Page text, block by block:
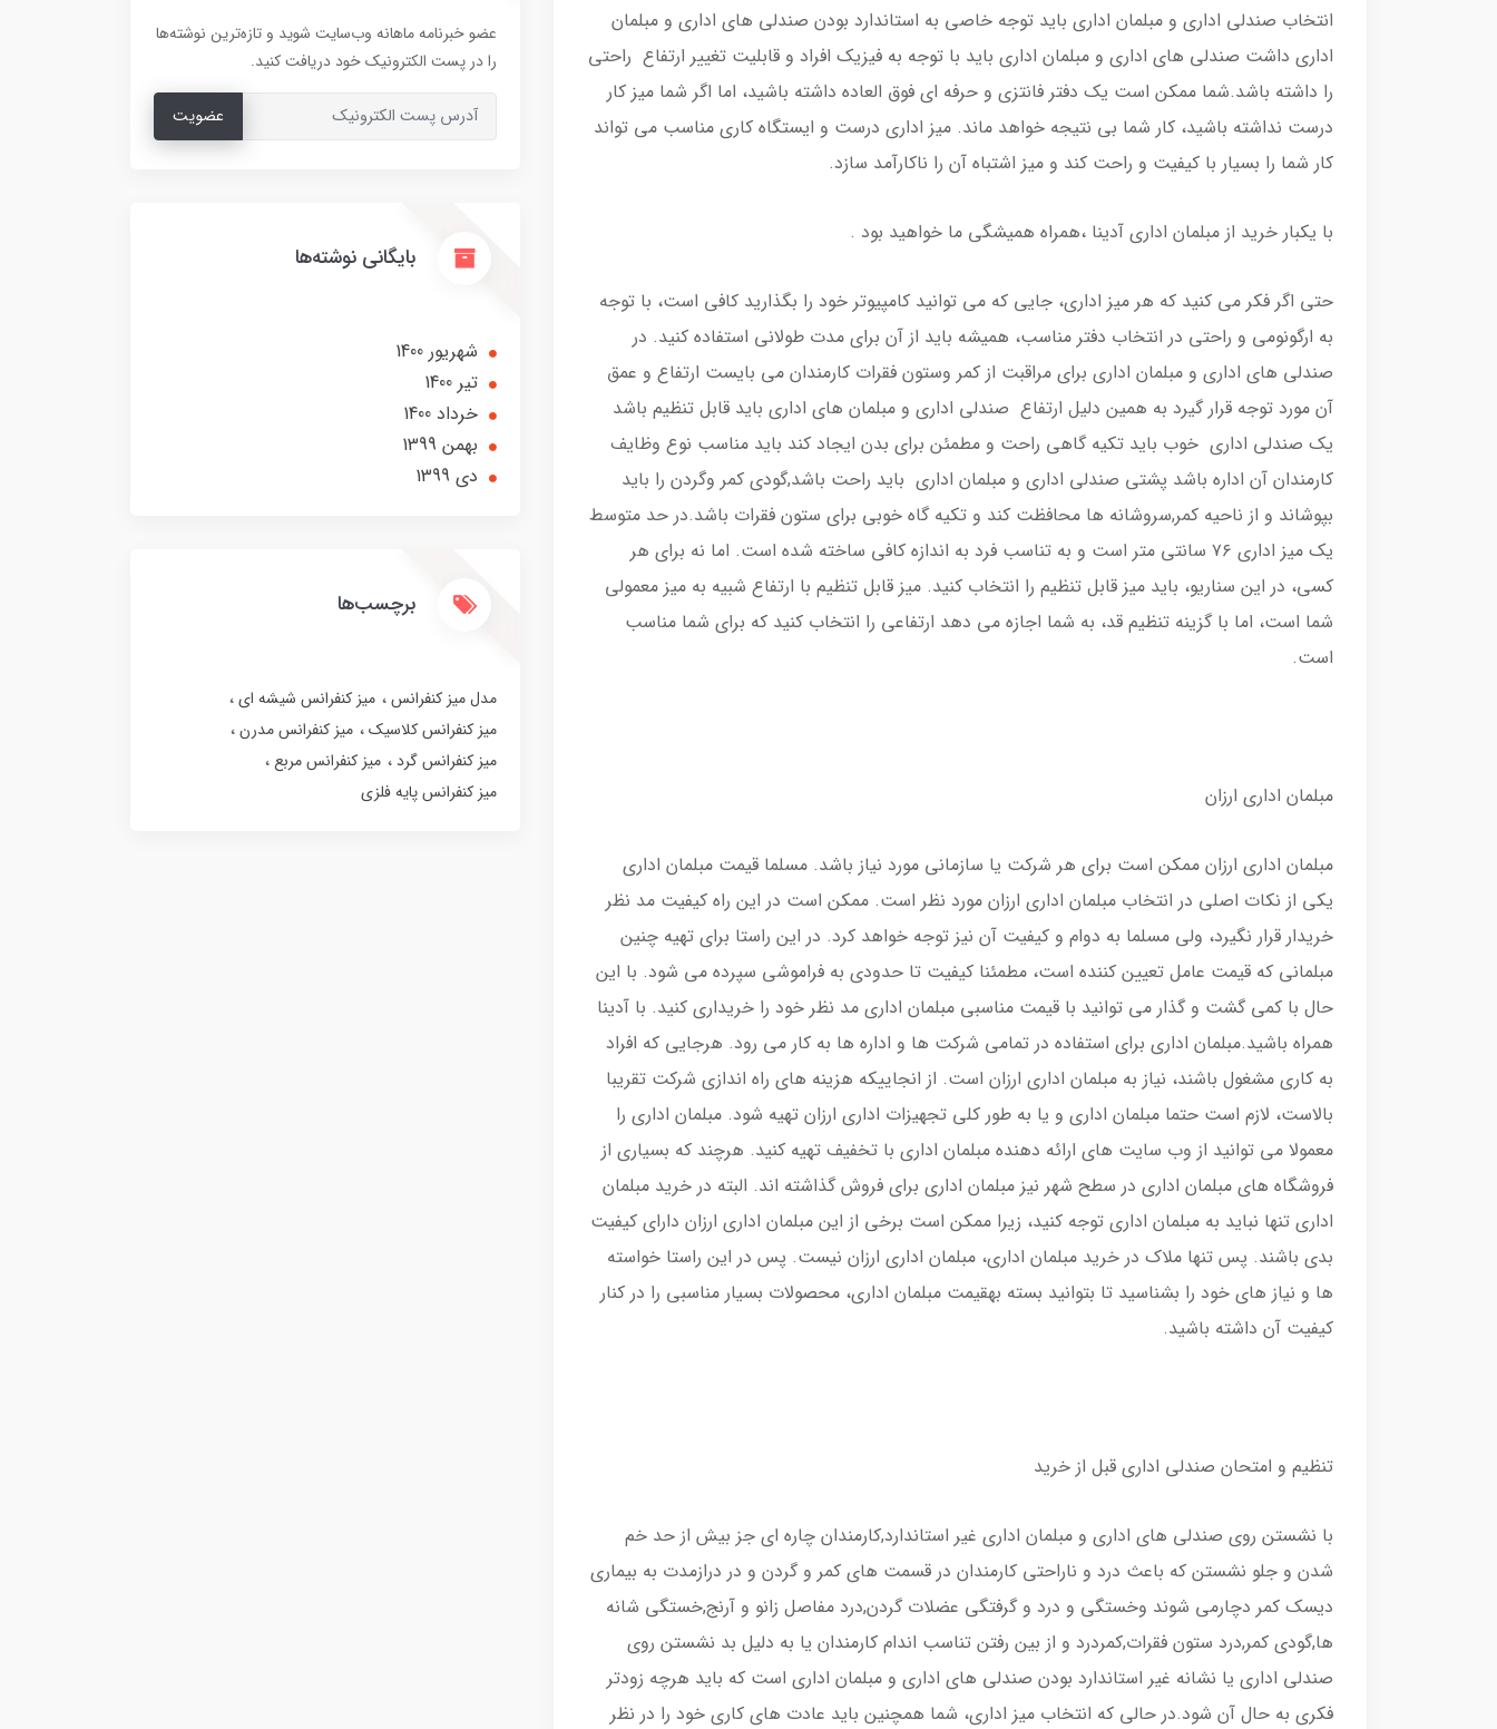
انتخاب صندلی اداری و مبلمان اداری باید توجه خاصی به استاندارد بودن صندلی های اداری و مبلمان
اداری داشت صندلی های اداری و مبلمان اداری باید با توجه به فیزیک افراد و قابلیت تغییر ارتفاع راحتی
را داشته باشد.شما ممکن است یک دفتر فانتزی و حرفه ای فوق العاده داشته باشید، اما اگر شما میز کار
درست نداشته باشید، کار شما بی نتیجه خواهد ماند. میز اداری درست و ایستگاه کاری مناسب می تواند
کار شما را بسیار با کیفیت و راحت کند و میز اشتباه آن را ناکارآمد سازد.
با یکبار خرید از مبلمان اداری آدینا ،همراه همیشگی ما خواهید بود .
حتی اگر فکر می کنید که هر میز اداری، جایی که می توانید کامپیوتر خود را بگذارید کافی است، با توجه
به ارگونومی و راحتی در انتخاب دفتر مناسب، همیشه باید از آن برای مدت طولانی استفاده کنید. در
صندلی های اداری و مبلمان اداری برای مراقبت از کمر وستون فقرات کارمندان می بایست ارتفاع و عمق
آن مورد توجه قرار گیرد به همین دلیل ارتفاع صندلی اداری و مبلمان های اداری باید قابل تنظیم باشد
یک صندلی اداری خوب باید تکیه گاهی راحت و مطمئن برای بدن ایجاد کند باید مناسب نوع وظایف
کارمندان آن اداره باشد پشتی صندلی اداری و مبلمان اداری باید راحت باشد,گودی کمر وگردن را باید
بپوشاند و از ناحیه کمر,سروشانه ها محافظت کند و تکیه گاه خوبی برای ستون فقرات باشد.در حد متوسط
یک میز اداری ۷۶ سانتی متر است و به تناسب فرد به اندازه کافی ساخته شده است. اما نه برای هر
کسی، در این سناریو، باید میز قابل تنظیم را انتخاب کنید. میز قابل تنظیم با ارتفاع شبیه به میز معمولی
شما است، اما با گزینه تنظیم قد، به شما اجازه می دهد ارتفاعی را انتخاب کنید که برای شما مناسب
است.
مبلمان اداری ارزان
مبلمان اداری ارزان ممکن است برای هر شرکت یا سازمانی مورد نیاز باشد. مسلما قیمت مبلمان اداری
یکی از نکات اصلی در انتخاب مبلمان اداری ارزان مورد نظر است. ممکن است در این راه کیفیت مد نظر
خریدار قرار نگیرد، ولی مسلما به دوام و کیفیت آن نیز توجه خواهد کرد. در این راستا برای تهیه چنین
مبلمانی که قیمت عامل تعیین کننده است، مطمئنا کیفیت تا حدودی به فراموشی سپرده می شود. با این
حال با کمی گشت و گذار می توانید با قیمت مناسبی مبلمان اداری مد نظر خود را خریداری کنید. با آدینا
همراه باشید.مبلمان اداری برای استفاده در تمامی شرکت ها و اداره ها به کار می رود. هرجایی که افراد
به کاری مشغول باشند، نیاز به مبلمان اداری ارزان است. از انجاییکه هزینه های راه اندازی شرکت تقریبا
بالاست، لازم است حتما مبلمان اداری و یا به طور کلی تجهیزات اداری ارزان تهیه شود. مبلمان اداری را
معمولا می توانید از وب سایت های ارائه دهنده مبلمان اداری با تخفیف تهیه کنید. هرچند که بسیاری از
فروشگاه های مبلمان اداری در سطح شهر نیز مبلمان اداری برای فروش گذاشته اند. البته در خرید مبلمان
اداری تنها نباید به مبلمان اداری توجه کنید، زیرا ممکن است برخی از این مبلمان اداری ارزان دارای کیفیت
بدی باشند. پس تنها ملاک در خرید مبلمان اداری، مبلمان اداری ارزان نیست. پس در این راستا خواسته
ها و نیاز های خود را بشناسید تا بتوانید بسته بهقیمت مبلمان اداری، محصولات بسیار مناسبی را در کنار
کیفیت آن داشته باشید.
تنظیم و امتحان صندلی اداری قبل از خرید
با نشستن روی صندلی های اداری و مبلمان اداری غیر استاندارد,کارمندان چاره ای جز بیش از حد خم
شدن و جلو نشستن که باعث درد و ناراحتی کارمندان در قسمت های کمر و گردن و در درازمدت به بیماری
دیسک کمر دچارمی شوند وخستگی و درد و گرفتگی عضلات گردن,درد مفاصل زانو و آرنج,خستگی شانه
ها,گودی کمر,درد ستون فقرات,کمردرد و از بین رفتن تناسب اندام کارمندان یا به دلیل بد نشستن روی
صندلی اداری یا نشانه غیر استاندارد بودن صندلی های اداری و مبلمان اداری است که باید هرچه زودتر
فکری به حال آن شود.در حالی که انتخاب میز اداری، شما همچنین باید عادت های کاری خود را در نظر
عضو خبرنامه ماهانه وب‌سایت شوید و تازه‌ترین نوشته‌ها
را در پست الکترونیک خود دریافت کنید.
عضویت
بایگانی نوشته‌ها
شهریور 1400
تير 1400
خرداد 1400
بهمن 1399
دی 1399
برچسب‌ها
مدل میز کنفرانس
میز کنفرانس شیشه ای
میز کنفرانس کلاسیک
میز کنفرانس مدرن
میز کنفرانس گرد
میز کنفرانس مربع
میز کنفرانس پایه فلزی